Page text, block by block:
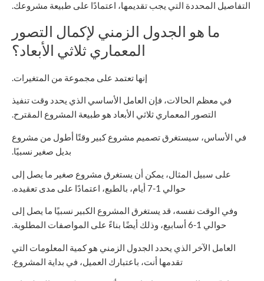
التفاصيل المحددة التي يجب تقديمها، اعتمادًا على طبيعة مشروعك.
ما هو الجدول الزمني لإكمال التصور
المعماري ثلاثي الأبعاد؟
إنها تعتمد على مجموعة من المتغيرات.
في معظم الحالات، فإن العامل الأساسي الذي يحدد وقت تنفيذ
التصور المعماري ثلاثي الأبعاد هو طبيعة المشروع المقترح.
في الأساس، سيستغرق تصميم مشروع كبير وقتًا أطول من مشروع
بديل صغير نسبيًا.
على سبيل المثال، يمكن أن يستغرق مشروع صغير ما يصل إلى
حوالي 1-7 أيام، بالطبع، اعتمادًا على مدى تعقيده.
وفي الوقت نفسه، قد يستغرق المشروع الكبير نسبيًا ما يصل إلى
حوالي 1-6 أسابيع، وذلك أيضًا بناءً على المواصفات المطلوبة.
العامل الآخر الذي يحدد الجدول الزمني هو كمية المعلومات التي
تقدمها أنت، باعتبارك العميل، في بداية المشروع.